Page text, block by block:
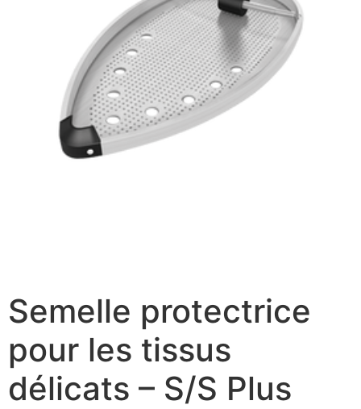
Semelle protectrice
pour les tissus
délicats – S/S Plus